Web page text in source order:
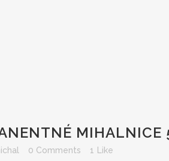
MIHALNICE
0 Comments 1 Like